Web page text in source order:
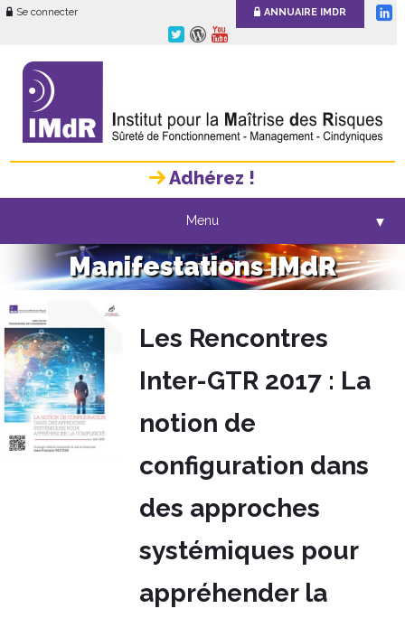
Se connecter ANNUAIRE IMDR
Adhérez !
Menu ▼
Manifestations IMdR
Les Rencontres
Inter-GTR 2017 : La
notion de
configuration dans
des approches
systémiques pour
appréhender la